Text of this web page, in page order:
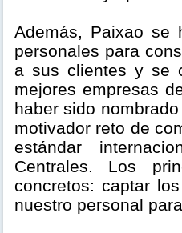
Además, Paixao se
personales para
a sus clientes y se
mejores empresas
haber sido
motivador reto de
estándar
Centrales. Los
concretos: captar
nuestro personal